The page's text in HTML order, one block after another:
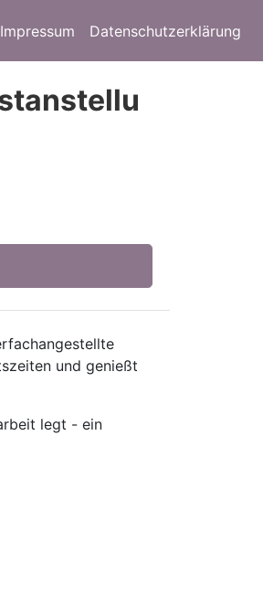
Impressum Datenschutzerklärung
und genießt
legt - ein